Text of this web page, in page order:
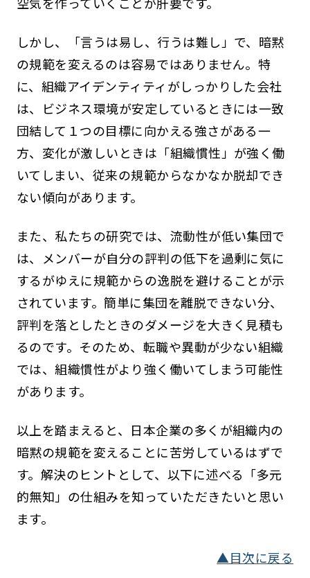
しかし、「言うは易し、行うは難し」で、暗黙
の規範を変えるのは容易ではありません。特
に、組織アイデンティティがしっかりした会社
は、ビジネス環境が安定しているときには一致
団結して１つの目標に向かえる強さがある一
方、変化が激しいときは「組織慣性」が強く働
いてしまい、従来の規範からなかなか脱却でき
ない傾向があります。
また、私たちの研究では、流動性が低い集団で
は、メンバーが自分の評判の低下を過剰に気に
するがゆえに規範からの逸脱を避けることが示
されています。簡単に集団を離脱できない分、
評判を落としたときのダメージを大きく見積も
るのです。そのため、転職や異動が少ない組織
では、組織慣性がより強く働いてしまう可能性
があります。
以上を踏まえると、日本企業の多くが組織内の
暗黙の規範を変えることに苦労しているはずで
す。解決のヒントとして、以下に述べる「多元
的無知」の仕組みを知っていただきたいと思い
ます。
▲目次に戻る